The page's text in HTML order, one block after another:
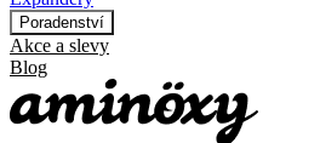
Poradenství
Akce a slevy
Blog